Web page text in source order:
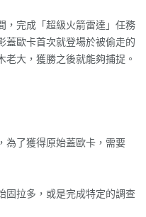
，完成「超級火箭雷達」任務
蓋歐卡首次就登場於被偷走的
大，獲勝之後就能夠捕捉。
為了獲得原始蓋歐卡，需要
固拉多，或是完成特定的調查